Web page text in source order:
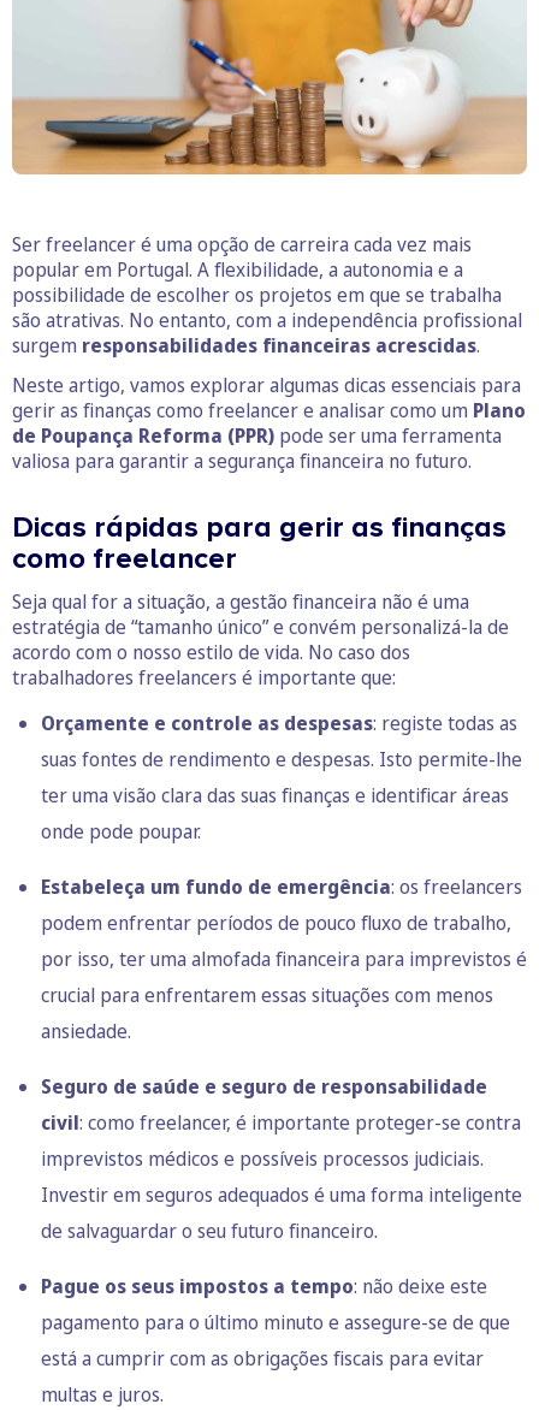
Ser freelancer é uma opção de carreira cada vez mais
popular em Portugal. A flexibilidade, a autonomia e a
possibilidade de escolher os projetos em que se trabalha
são atrativas. No entanto, com a independência profissional
surgem responsabilidades financeiras acrescidas.
Neste artigo, vamos explorar algumas dicas essenciais para
gerir as finanças como freelancer e analisar como um Plano
de Poupança Reforma (PPR) pode ser uma ferramenta
valiosa para garantir a segurança financeira no futuro.
Dicas rápidas para gerir as finanças
como freelancer
Seja qual for a situação, a gestão financeira não é uma
estratégia de “tamanho único” e convém personalizá-la de
acordo com o nosso estilo de vida. No caso dos
trabalhadores freelancers é importante que:
Orçamente e controle as despesas: registe todas as
suas fontes de rendimento e despesas. Isto permite-lhe
ter uma visão clara das suas finanças e identificar áreas
onde pode poupar.
Estabeleça um fundo de emergência: os freelancers
podem enfrentar períodos de pouco fluxo de trabalho,
por isso, ter uma almofada financeira para imprevistos é
crucial para enfrentarem essas situações com menos
ansiedade.
Seguro de saúde e seguro de responsabilidade
civil: como freelancer, é importante proteger-se contra
imprevistos médicos e possíveis processos judiciais.
Investir em seguros adequados é uma forma inteligente
de salvaguardar o seu futuro financeiro.
Pague os seus impostos a tempo: não deixe este
pagamento para o último minuto e assegure-se de que
está a cumprir com as obrigações fiscais para evitar
multas e juros.